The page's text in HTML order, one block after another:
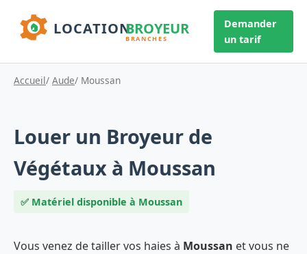
Demander
un tarif
Accueil/ Aude/ Moussan
Louer un Broyeur de
Végétaux à Moussan
✅ Matériel disponible à Moussan
Vous venez de tailler vos haies à Moussan et vous ne